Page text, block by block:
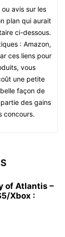
avis sur les
plan qui aurait
ci-dessous.
: Amazon,
ces liens pour
vous
une petite
façon de
des gains
concours.
of Atlantis –
Xbox :